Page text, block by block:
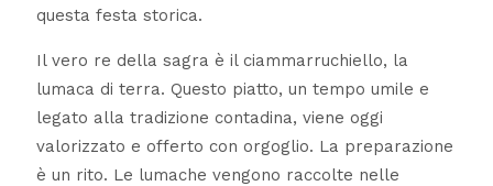
questa festa storica.
Il vero re della sagra è il ciammarruchiello, la
lumaca di terra. Questo piatto, un tempo umile e
legato alla tradizione contadina, viene oggi
valorizzato e offerto con orgoglio. La preparazione
è un rito. Le lumache vengono raccolte nelle